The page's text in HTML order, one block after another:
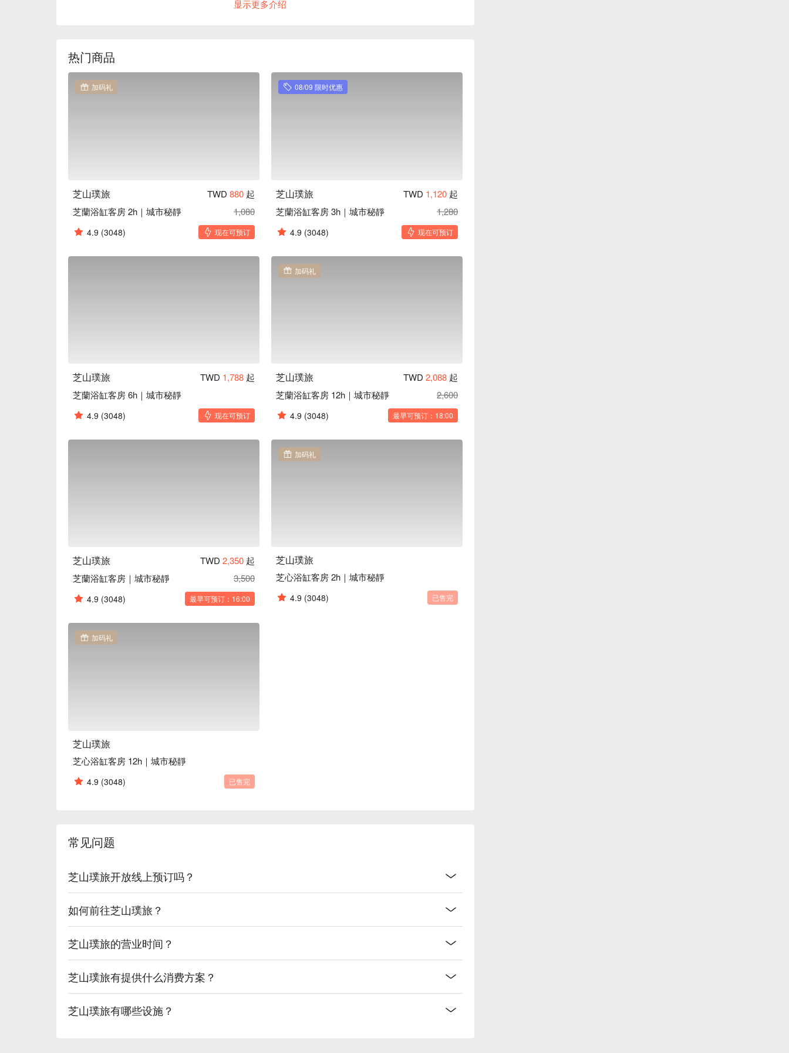
芝山璞旅推薦：距捷運芝山站約 3 分鐘腳程。 显示更多介绍
热门商品
加码礼
芝山璞旅 TWD 880 起
芝蘭浴缸客房 2h｜城市秘靜
1,080
4.9 (3048) 现在可预订
08/09 限时优惠
芝山璞旅 TWD 1,120 起
芝蘭浴缸客房 3h｜城市秘靜
1,280
4.9 (3048) 现在可预订
芝山璞旅 TWD 1,788 起
芝蘭浴缸客房 6h｜城市秘靜
4.9 (3048) 现在可预订
加码礼
芝山璞旅 TWD 2,088 起
芝蘭浴缸客房 12h｜城市秘靜
2,600
4.9 (3048) 最早可预订：18:00
芝山璞旅 TWD 2,350 起
芝蘭浴缸客房｜城市秘靜
3,500
4.9 (3048) 最早可预订：16:00
加码礼
芝山璞旅
芝心浴缸客房 2h｜城市秘靜
4.9 (3048) 已售完
加码礼
芝山璞旅
芝心浴缸客房 12h｜城市秘靜
4.9 (3048) 已售完
常见问题
芝山璞旅开放线上预订吗？
如何前往芝山璞旅？
芝山璞旅的营业时间？
芝山璞旅有提供什么消费方案？
芝山璞旅有哪些设施？